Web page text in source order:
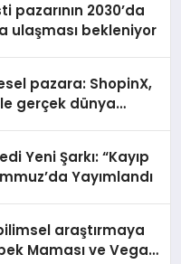
pazarının 2030’da
ulaşması bekleniyor
pazara: ShopinX,
gerçek dünya
Yeni Şarkı: “Kayıp
Yayımlandı
araştırmaya
Maması ve Vegan